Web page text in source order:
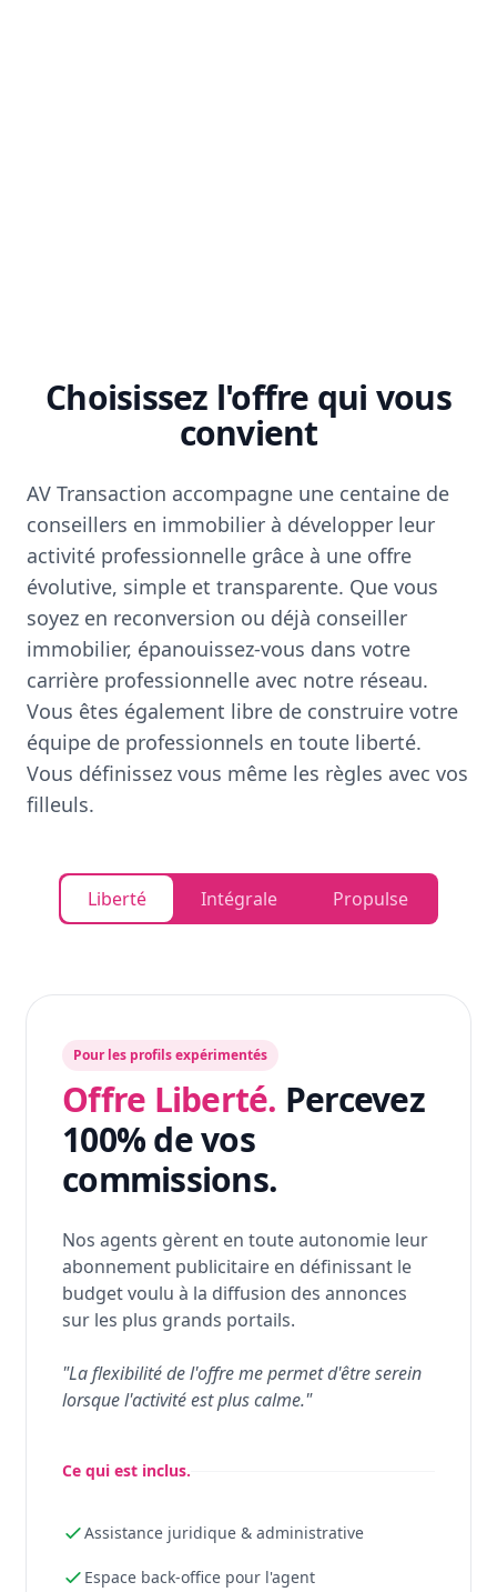
Choisissez l'offre qui vous
convient
AV Transaction accompagne une centaine de
conseillers en immobilier à développer leur
activité professionnelle grâce à une offre
évolutive, simple et transparente. Que vous
soyez en reconversion ou déjà conseiller
immobilier, épanouissez-vous dans votre
carrière professionnelle avec notre réseau.
Vous êtes également libre de construire votre
équipe de professionnels en toute liberté.
Vous définissez vous même les règles avec vos
filleuls.
Liberté Intégrale Propulse
Pour les profils expérimentés
Offre Liberté. Percevez
100% de vos
commissions.
Nos agents gèrent en toute autonomie leur
abonnement publicitaire en définissant le
budget voulu à la diffusion des annonces
sur les plus grands portails.
"La flexibilité de l'offre me permet d'être serein
lorsque l'activité est plus calme."
Ce qui est inclus.
Assistance juridique & administrative
Espace back-office pour l'agent